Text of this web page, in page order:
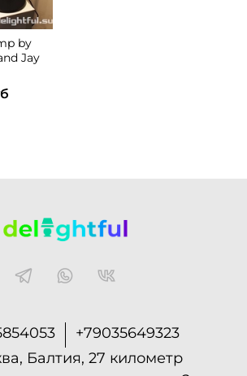
by
Jay
+79035649323
Балтия, 27 километр